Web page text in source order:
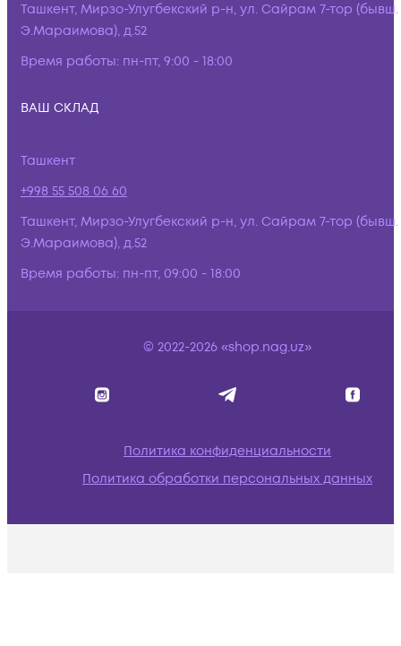
Ташкент, Мирзо-Улугбекский р-н, ул. Сайрам 7-тор (бывш.
Э.Мараимова), д.52
Время работы: пн-пт, 9:00 - 18:00
ВАШ СКЛАД
Ташкент
+998 55 508 06 60
Ташкент, Мирзо-Улугбекский р-н, ул. Сайрам 7-тор (бывш.
Э.Мараимова), д.52
Время работы: пн-пт, 09:00 - 18:00
© 2022-2026 «shop.nag.uz»
Политика конфиденциальности
Политика обработки персональных данных